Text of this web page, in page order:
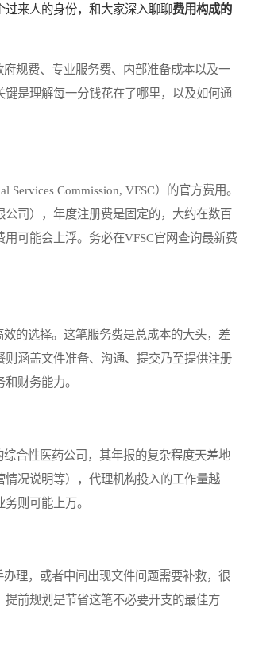
来人的身份，和大家深入聊聊费用构成的
规费、专业服务费、内部准备成本以及一
是理解每一分钱花在了哪里，以及如何通
Commission, VFSC）的官方费用。
司），年度注册费是固定的，大约在数百
可能会上浮。务必在VFSC官网查询最新费
的选择。这笔服务费是总成本的大头，差
涵盖文件准备、沟通、提交乃至提供注册
财务能力。
合性医药公司，其年报的复杂程度天差地
况说明等），代理机构投入的工作量越
则可能上万。
理，或者中间出现文件问题需要补救，很
前规划是节省这笔不必要开支的最佳方